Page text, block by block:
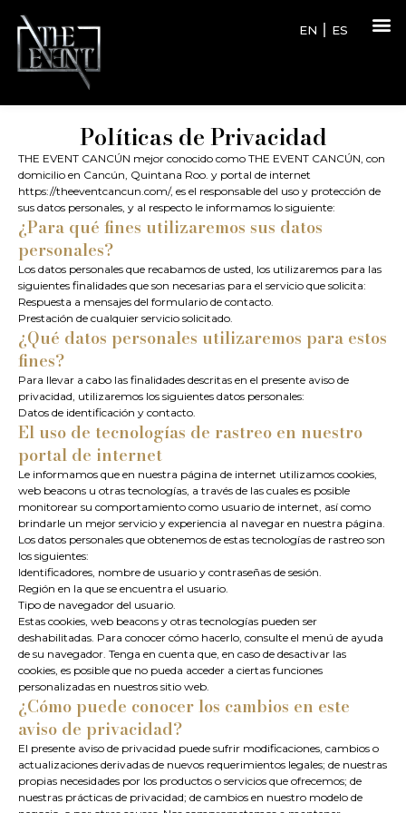
EN ES
Políticas de Privacidad
THE EVENT CANCÚN mejor conocido como THE EVENT CANCÚN, con
domicilio en Cancún, Quintana Roo. y portal de internet
https://theeventcancun.com/, es el responsable del uso y protección de
sus datos personales, y al respecto le informamos lo siguiente:
¿Para qué fines utilizaremos sus datos
personales?
Los datos personales que recabamos de usted, los utilizaremos para las
siguientes finalidades que son necesarias para el servicio que solicita:
Respuesta a mensajes del formulario de contacto.
Prestación de cualquier servicio solicitado.
¿Qué datos personales utilizaremos para estos
fines?
Para llevar a cabo las finalidades descritas en el presente aviso de
privacidad, utilizaremos los siguientes datos personales:
Datos de identificación y contacto.
El uso de tecnologías de rastreo en nuestro
portal de internet
Le informamos que en nuestra página de internet utilizamos cookies,
web beacons u otras tecnologías, a través de las cuales es posible
monitorear su comportamiento como usuario de internet, así como
brindarle un mejor servicio y experiencia al navegar en nuestra página.
Los datos personales que obtenemos de estas tecnologías de rastreo son
los siguientes:
Identificadores, nombre de usuario y contraseñas de sesión.
Región en la que se encuentra el usuario.
Tipo de navegador del usuario.
Estas cookies, web beacons y otras tecnologías pueden ser
deshabilitadas. Para conocer cómo hacerlo, consulte el menú de ayuda
de su navegador. Tenga en cuenta que, en caso de desactivar las
cookies, es posible que no pueda acceder a ciertas funciones
personalizadas en nuestros sitio web.
¿Cómo puede conocer los cambios en este
aviso de privacidad?
El presente aviso de privacidad puede sufrir modificaciones, cambios o
actualizaciones derivadas de nuevos requerimientos legales; de nuestras
propias necesidades por los productos o servicios que ofrecemos; de
nuestras prácticas de privacidad; de cambios en nuestro modelo de